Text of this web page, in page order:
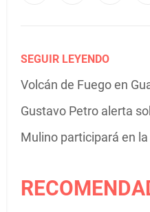
SEGUIR LEYENDO
Volcán de Fuego en
Gustavo Petro alerta
Mulino participará en